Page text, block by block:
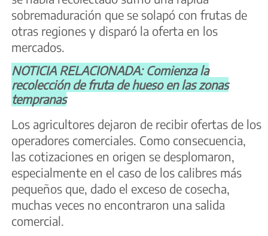
sobremaduración que se solapó con frutas de
otras regiones y disparó la oferta en los
mercados.
NOTICIA RELACIONADA: Comienza la
recolección de fruta de hueso en las zonas
tempranas
Los agricultores dejaron de recibir ofertas de los
operadores comerciales. Como consecuencia,
las cotizaciones en origen se desplomaron,
especialmente en el caso de los calibres más
pequeños que, dado el exceso de cosecha,
muchas veces no encontraron una salida
comercial.